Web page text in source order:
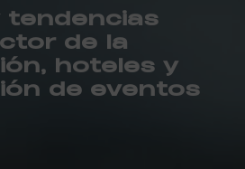
tendencias
de la
hoteles y
de eventos